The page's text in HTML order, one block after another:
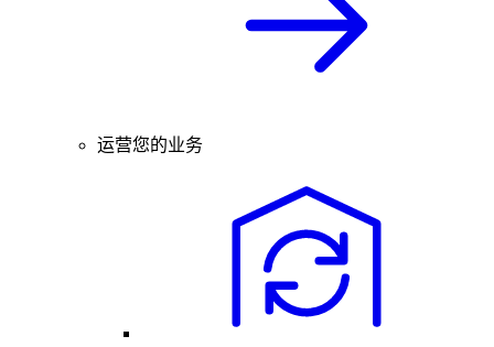
运营您的业务